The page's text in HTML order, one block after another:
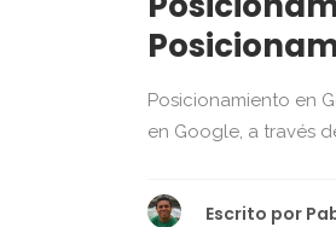
Posicionamiento en
en Google, a través
Escrito por